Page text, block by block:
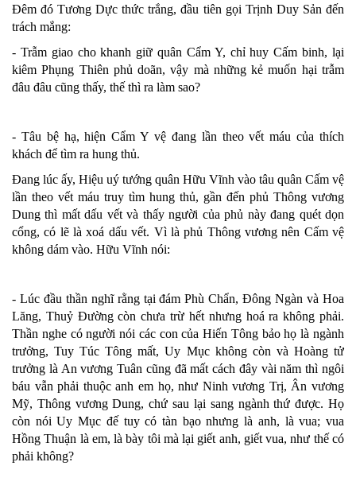
Đêm đó Tương Dực thức trắng, đầu tiên gọi Trịnh Duy Sản đến
trách mắng:
- Trẫm giao cho khanh giữ quân Cẩm Y, chỉ huy Cấm binh, lại
kiêm Phụng Thiên phủ doãn, vậy mà những kẻ muốn hại trẫm
đâu đâu cũng thấy, thế thì ra làm sao?
- Tâu bệ hạ, hiện Cẩm Y vệ đang lần theo vết máu của thích
khách để tìm ra hung thủ.
Đang lúc ấy, Hiệu uý tướng quân Hữu Vĩnh vào tâu quân Cấm vệ
lần theo vết máu truy tìm hung thủ, gần đến phủ Thông vương
Dung thì mất dấu vết và thấy người của phủ này đang quét dọn
cổng, có lẽ là xoá dấu vết. Vì là phủ Thông vương nên Cấm vệ
không dám vào. Hữu Vĩnh nói:
- Lúc đầu thần nghĩ rằng tại đám Phù Chẩn, Đông Ngàn và Hoa
Lăng, Thuỷ Đường còn chưa trừ hết nhưng hoá ra không phải.
Thần nghe có người nói các con của Hiến Tông bảo họ là ngành
trưởng, Tuy Túc Tông mất, Uy Mục không còn và Hoàng tử
trưởng là An vương Tuân cũng đã mất cách đây vài năm thì ngôi
báu vẫn phải thuộc anh em họ, như Ninh vương Trị, Ân vương
Mỹ, Thông vương Dung, chứ sau lại sang ngành thứ được. Họ
còn nói Uy Mục đế tuy có tàn bạo nhưng là anh, là vua; vua
Hồng Thuận là em, là bày tôi mà lại giết anh, giết vua, như thế có
phải không?